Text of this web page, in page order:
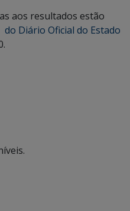
aos resultados estão
do Diário Oficial do Estado